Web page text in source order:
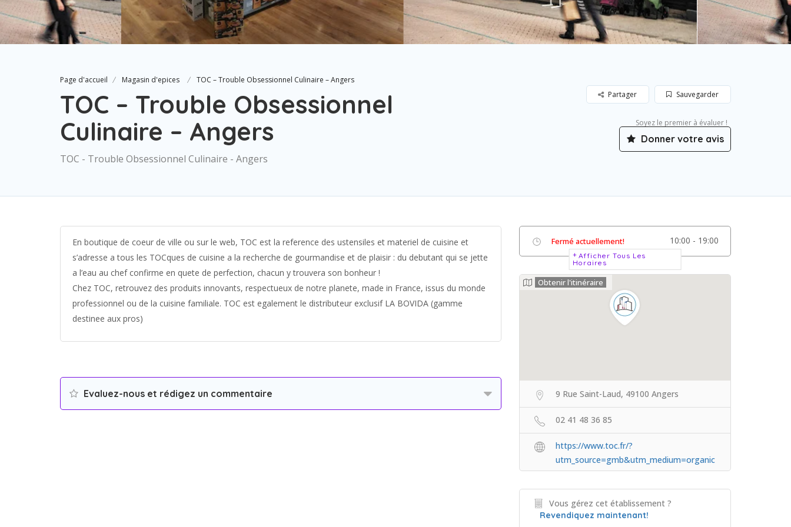
Page d'accueil Magasin d'epices TOC – Trouble Obsessionnel Culinaire – Angers
TOC – Trouble Obsessionnel
Culinaire – Angers
TOC - Trouble Obsessionnel Culinaire - Angers
Sauvegarder
Partager
Soyez le premier à évaluer !
Donner votre avis
En boutique de coeur de ville ou sur le web, TOC est la reference des ustensiles et materiel de cuisine et
s’adresse a tous les TOCques de cuisine a la recherche de gourmandise et de plaisir : du debutant qui se jette
a l’eau au chef confirme en quete de perfection, chacun y trouvera son bonheur !
Chez TOC, retrouvez des produits innovants, respectueux de notre planete, made in France, issus du monde
professionnel ou de la cuisine familiale. TOC est egalement le distributeur exclusif LA BOVIDA (gamme
destinee aux pros)
Evaluez-nous et rédigez un commentaire
Fermé actuellement! 10:00 - 19:00
Afficher Tous Les
Horaires
Obtenir l'itinéraire
9 Rue Saint-Laud, 49100 Angers
02 41 48 36 85
https://www.toc.fr/?
utm_source=gmb&utm_medium=organic
Vous gérez cet établissement ?
Revendiquez maintenant!